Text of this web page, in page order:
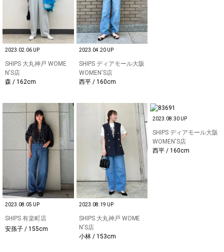
2023.02.06 UP
SHIPS 大丸神戸 WOME
N'S店
森 / 162cm
2023.04.20 UP
SHIPS ディアモール大阪
WOMEN'S店
西平 / 160cm
2023.08.05 UP
SHIPS 有楽町店
安孫子 / 155cm
2023.08.19 UP
SHIPS 大丸神戸 WOME
N'S店
小林 / 153cm
2023.08.30 UP
SHIPS ディアモール大阪
WOMEN'S店
西平 / 160cm